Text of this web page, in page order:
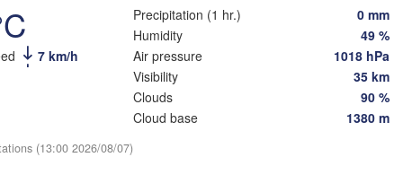
7 km/h
Precipitation (1 hr.)
0 mm
Humidity
49 %
Air pressure
1018 hPa
Visibility
35 km
Clouds
90 %
Cloud base
1380 m
(13:00 2026/08/07)
(Homieĺ)
Житомир
(Zhytomyr)
Чернігів
(Chernihiv)
Мазыр
(Mazyr)
Суми
(Sumy)
H